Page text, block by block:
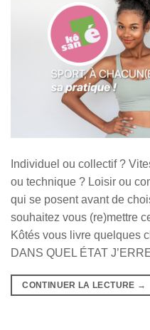
Individuel ou collectif ?
ou technique ? Loisir ou
qui se posent avant de
souhaitez vous (re)mettre
Kôtés vous livre quelques
DANS QUEL ÉTAT
CONTINUER LA LECTURE →